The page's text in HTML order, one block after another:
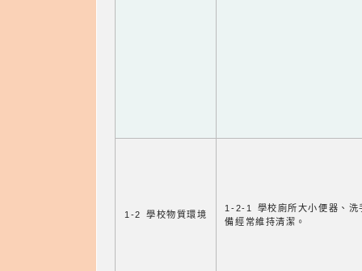
1-2 學校物質環境
1-2-1 學校廁所大小便器、洗
備經常維持清潔。